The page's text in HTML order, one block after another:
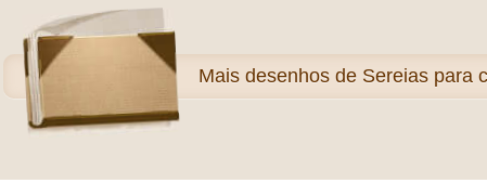
Mais desenhos de Sereias para